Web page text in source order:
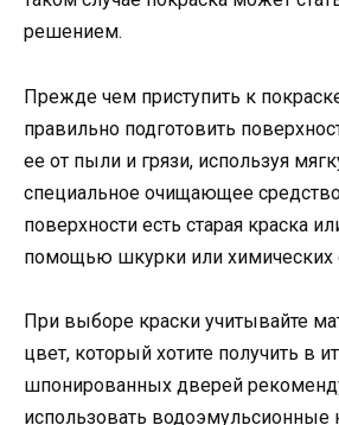
решением.
Прежде чем приступить к
правильно подготовить
ее от пыли и грязи, используя
специальное очищающее
поверхности есть старая краска
помощью шкурки или химических
При выборе краски учитывайте
цвет, который хотите получить в
шпонированных дверей
использовать водоэмульсионные